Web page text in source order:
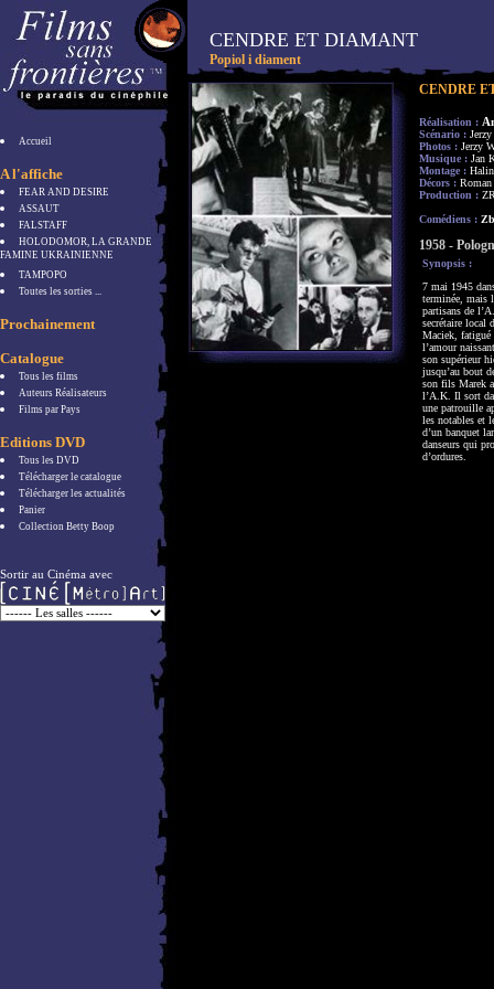
Accueil
A l'affiche
FEAR AND DESIRE
ASSAUT
FALSTAFF
HOLODOMOR, LA GRANDE
FAMINE UKRAINIENNE
TAMPOPO
Toutes les sorties ...
Prochainement
Catalogue
Tous les films
Auteurs Réalisateurs
Films par Pays
Editions DVD
Tous les DVD
Télécharger le catalogue
Télécharger les actualités
Panier
Collection Betty Boop
Sortir au Cinéma avec
CENDRE ET DIAMANT
Popiol i diament
CENDRE
Réalisation :
Scénario :
Photos : Jerzy
Musique : Jan
Montage :
Décors :
Production :
Comédiens :
1958 -
Synopsis :
7 mai 1945
terminée, mais
partisans de
secrétaire local
Maciek, fatigué
l’amour
son supérieur
jusqu’au bout
son fils Marek
l’A.K. Il sort
une patrouille
les notables et
d’un banquet
danseurs qui
d’ordures.